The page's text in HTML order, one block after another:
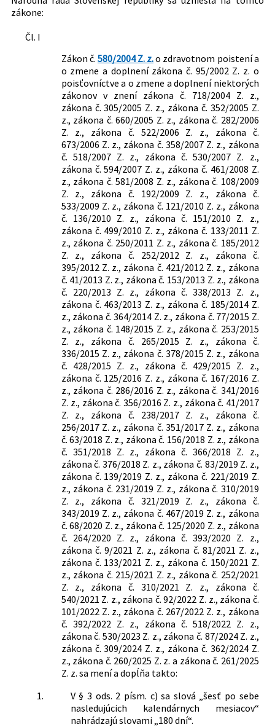
Právna oblasť:
Zdravotné poistenie
Legislatívny proces: LP/2025/336
zákone:
Čl. I
Zákon č. 580/2004 Z. z.o zdravotnom poistení a
o zmene a doplnení zákona č. 95/2002 Z. z. o
poisťovníctve a o zmene a doplnení niektorých
zákonov v znení zákona č. 718/2004 Z. z.,
zákona č. 305/2005 Z. z., zákona č. 352/2005 Z.
z., zákona č. 660/2005 Z. z., zákona č. 282/2006
Z. z., zákona č. 522/2006 Z. z., zákona č.
673/2006 Z. z., zákona č. 358/2007 Z. z., zákona
č. 518/2007 Z. z., zákona č. 530/2007 Z. z.,
zákona č. 594/2007 Z. z., zákona č. 461/2008 Z.
z., zákona č. 581/2008 Z. z., zákona č. 108/2009
Z. z., zákona č. 192/2009 Z. z., zákona č.
533/2009 Z. z., zákona č. 121/2010 Z. z., zákona
č. 136/2010 Z. z., zákona č. 151/2010 Z. z.,
zákona č. 499/2010 Z. z., zákona č. 133/2011 Z.
z., zákona č. 250/2011 Z. z., zákona č. 185/2012
Z. z., zákona č. 252/2012 Z. z., zákona č.
395/2012 Z. z., zákona č. 421/2012 Z. z., zákona
č. 41/2013 Z. z., zákona č. 153/2013 Z. z., zákona
č. 220/2013 Z. z., zákona č. 338/2013 Z. z.,
zákona č. 463/2013 Z. z., zákona č. 185/2014 Z.
z., zákona č. 364/2014 Z. z., zákona č. 77/2015 Z.
z., zákona č. 148/2015 Z. z., zákona č. 253/2015
Z. z., zákona č. 265/2015 Z. z., zákona č.
336/2015 Z. z., zákona č. 378/2015 Z. z., zákona
č. 428/2015 Z. z., zákona č. 429/2015 Z. z.,
zákona č. 125/2016 Z. z., zákona č. 167/2016 Z.
z., zákona č. 286/2016 Z. z., zákona č. 341/2016
Z. z., zákona č. 356/2016 Z. z., zákona č. 41/2017
Z. z., zákona č. 238/2017 Z. z., zákona č.
256/2017 Z. z., zákona č. 351/2017 Z. z., zákona
č. 63/2018 Z. z., zákona č. 156/2018 Z. z., zákona
č. 351/2018 Z. z., zákona č. 366/2018 Z. z.,
zákona č. 376/2018 Z. z., zákona č. 83/2019 Z. z.,
zákona č. 139/2019 Z. z., zákona č. 221/2019 Z.
z., zákona č. 231/2019 Z. z., zákona č. 310/2019
Z. z., zákona č. 321/2019 Z. z., zákona č.
343/2019 Z. z., zákona č. 467/2019 Z. z., zákona
č. 68/2020 Z. z., zákona č. 125/2020 Z. z., zákona
č. 264/2020 Z. z., zákona č. 393/2020 Z. z.,
zákona č. 9/2021 Z. z., zákona č. 81/2021 Z. z.,
zákona č. 133/2021 Z. z., zákona č. 150/2021 Z.
z., zákona č. 215/2021 Z. z., zákona č. 252/2021
Z. z., zákona č. 310/2021 Z. z., zákona č.
540/2021 Z. z., zákona č. 92/2022 Z. z., zákona č.
101/2022 Z. z., zákona č. 267/2022 Z. z., zákona
č. 392/2022 Z. z., zákona č. 518/2022 Z. z.,
zákona č. 530/2023 Z. z., zákona č. 87/2024 Z. z.,
zákona č. 309/2024 Z. z., zákona č. 362/2024 Z.
z., zákona č. 260/2025 Z. z. a zákona č. 261/2025
Z. z. sa mení a dopĺňa takto:
1.
V § 3 ods. 2 písm. c) sa slová „šesť po sebe
nasledujúcich kalendárnych mesiacov“
nahrádzajú slovami „180 dní“.